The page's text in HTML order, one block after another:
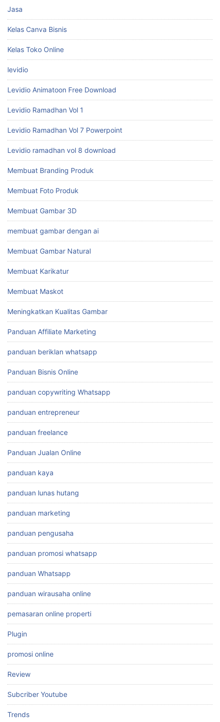
Jasa
Kelas Canva Bisnis
Kelas Toko Online
levidio
Levidio Animatoon Free Download
Levidio Ramadhan Vol 1
Levidio Ramadhan Vol 7 Powerpoint
Levidio ramadhan vol 8 download
Membuat Branding Produk
Membuat Foto Produk
Membuat Gambar 3D
membuat gambar dengan ai
Membuat Gambar Natural
Membuat Karikatur
Membuat Maskot
Meningkatkan Kualitas Gambar
Panduan Affiliate Marketing
panduan beriklan whatsapp
Panduan Bisnis Online
panduan copywriting Whatsapp
panduan entrepreneur
panduan freelance
Panduan Jualan Online
panduan kaya
panduan lunas hutang
panduan marketing
panduan pengusaha
panduan promosi whatsapp
panduan Whatsapp
panduan wirausaha online
pemasaran online properti
Plugin
promosi online
Review
Subcriber Youtube
Trends